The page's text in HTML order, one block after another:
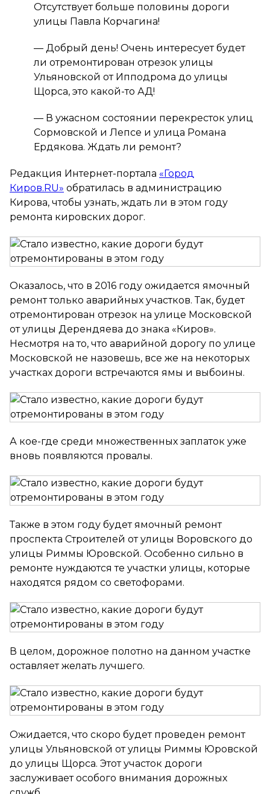
Отсутствует больше половины дороги
улицы Павла Корчагина!
— Добрый день! Очень интересует будет
ли отремонтирован отрезок улицы
Ульяновской от Ипподрома до улицы
Щорса, это какой-то АД!
— В ужасном состоянии перекресток улиц
Сормовской и Лепсе и улица Романа
Ердякова. Ждать ли ремонт?
Редакция Интернет-портала «Город
Киров.RU» обратилась в администрацию
Кирова, чтобы узнать, ждать ли в этом году
ремонта кировских дорог.
Оказалось, что в 2016 году ожидается ямочный
ремонт только аварийных участков. Так, будет
отремонтирован отрезок на улице Московской
от улицы Дерендяева до знака «Киров».
Несмотря на то, что аварийной дорогу по улице
Московской не назовешь, все же на некоторых
участках дороги встречаются ямы и выбоины.
А кое-где среди множественных заплаток уже
вновь появляются провалы.
Также в этом году будет ямочный ремонт
проспекта Строителей от улицы Воровского до
улицы Риммы Юровской. Особенно сильно в
ремонте нуждаются те участки улицы, которые
находятся рядом со светофорами.
В целом, дорожное полотно на данном участке
оставляет желать лучшего.
Ожидается, что скоро будет проведен ремонт
улицы Ульяновской от улицы Риммы Юровской
до улицы Щорса. Этот участок дороги
заслуживает особого внимания дорожных